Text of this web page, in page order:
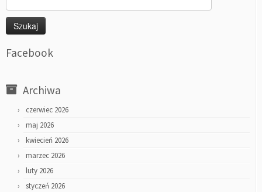
Facebook
Archiwa
czerwiec 2026
maj 2026
kwiecień 2026
marzec 2026
luty 2026
styczeń 2026